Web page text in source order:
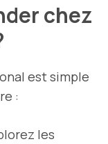
chez
est simple
:
les